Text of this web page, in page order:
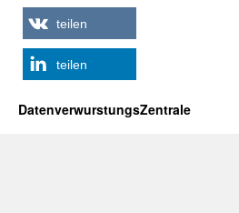
teilen
teilen
DatenverwurstungsZentrale